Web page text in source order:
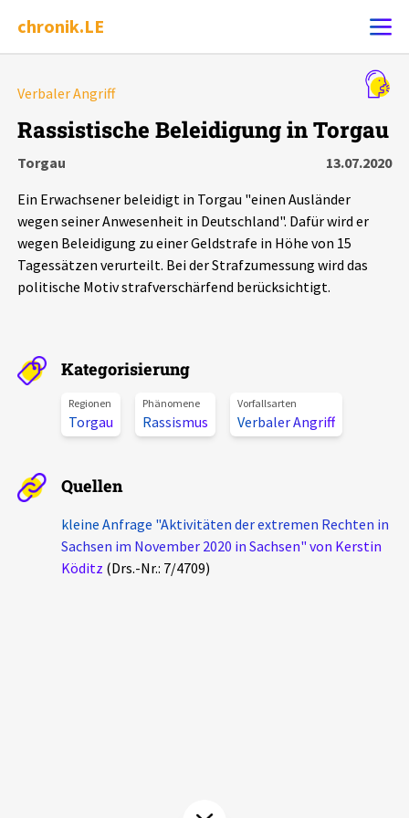
chronik.LE
Chronik
Dossiers
Leipziger Zustände
Phänomene
Aktuelles
Alle Beiträge
Pressemitteilungen
Über uns
Projektbeschreibung
Kontakt
Verbaler Angriff
Rassistische Beleidigung in Torgau
Torgau
13.07.2020
Ein Erwachsener beleidigt in Torgau "einen Ausländer
wegen seiner Anwesenheit in Deutschland". Dafür wird er
wegen Beleidigung zu einer Geldstrafe in Höhe von 15
Tagessätzen verurteilt. Bei der Strafzumessung wird das
politische Motiv strafverschärfend berücksichtigt.
Kategorisierung
Regionen
Torgau
Phänomene
Rassismus
Vorfallsarten
Verbaler Angriff
Quellen
kleine Anfrage "Aktivitäten der extremen Rechten in
Sachsen im November 2020 in Sachsen" von Kerstin
Köditz (Drs.-Nr.: 7/4709)
Alle Ereignisse
Ereignisse
Ereignisse
Exportieren ? Filter Erklärungen